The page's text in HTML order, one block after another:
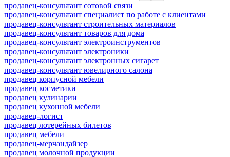
продавец-консультант сотовой связи
продавец-консультант специалист по работе с клиентами
продавец-консультант строительных материалов
продавец-консультант товаров для дома
продавец-консультант электроинструментов
продавец-консультант электроники
продавец-консультант электронных сигарет
продавец-консультант ювелирного салона
продавец корпусной мебели
продавец косметики
продавец кулинарии
продавец кухонной мебели
продавец-логист
продавец лотерейных билетов
продавец мебели
продавец-мерчандайзер
продавец молочной продукции